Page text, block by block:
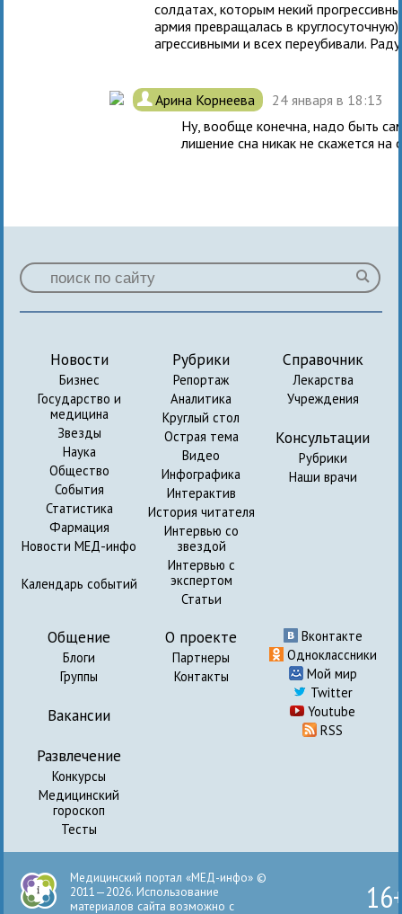
солдатах, которым некий
армия превращалась в
агрессивными и всех переубивали.
. Арина Корнеева
24 января в 18:13
Ну, вообще конечна, надо быть
лишение сна никак не скажется на
Новости
Бизнес
Государство и
медицина
Звезды
Наука
Общество
События
Статистика
Фармация
Новости МЕД-инфо
Календарь событий
Рубрики
Репортаж
Аналитика
Круглый стол
Острая тема
Видео
Инфографика
Интерактив
История читателя
Интервью со
звездой
Интервью с
экспертом
Статьи
Справочник
Лекарства
Учреждения
Консультации
Рубрики
Наши врачи
Общение
Блоги
Группы
Вакансии
Развлечение
Конкурсы
Медицинский
гороскоп
Тесты
О проекте
Партнеры
Контакты
Вконтакте
Одноклассники
Мой мир
Twitter
Youtube
RSS
Медицинский портал «МЕД-инфо» ©
2011—2026. Использование
материалов сайта возможно с